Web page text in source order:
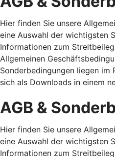
Hier finden Sie unsere
eine Auswahl der wichtigsten
Informationen zum
Allgemeinen
Sonderbedingungen liegen im
sich als Downloads in einem
AGB &
Hier finden Sie unsere
eine Auswahl der wichtigsten
Informationen zum